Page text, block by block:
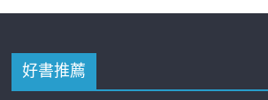
好書推薦